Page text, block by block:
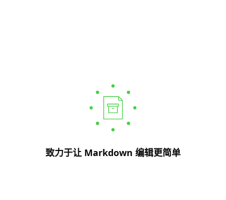
致力于让 Markdown 编辑更简单